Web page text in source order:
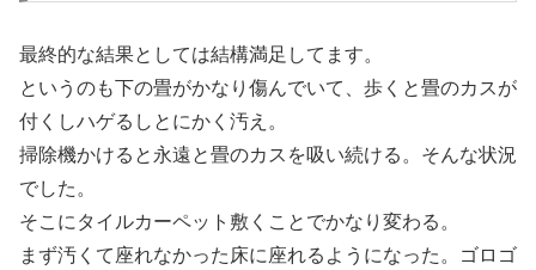
最終的な結果としては結構満足してます。
というのも下の畳がかなり傷んでいて、歩くと畳のカスが
付くしハゲるしとにかく汚え。
掃除機かけると永遠と畳のカスを吸い続ける。そんな状況
でした。
そこにタイルカーペット敷くことでかなり変わる。
まず汚くて座れなかった床に座れるようになった。ゴロゴ